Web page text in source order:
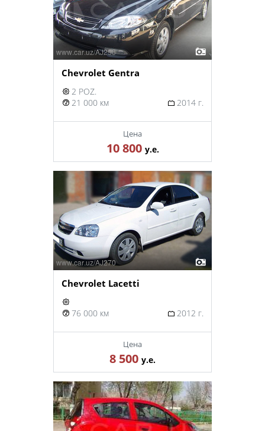
Chevrolet Gentra
2 POZ.
21 000 км
2014 г.
Цена
10 800 у.е.
Chevrolet Lacetti
76 000 км 2012 г.
Цена
8 500 у.е.